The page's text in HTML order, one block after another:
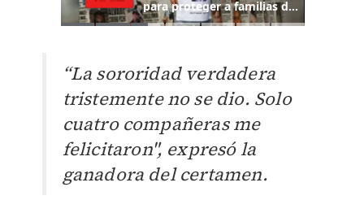
“La sororidad verdadera
tristemente no se dio. Solo
cuatro compañeras me
felicitaron", expresó la
ganadora del certamen.